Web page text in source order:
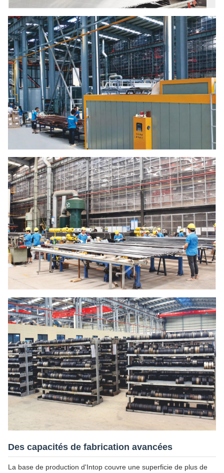
Des capacités de fabrication avancées
La base de production d'Intop couvre une superficie de plus de